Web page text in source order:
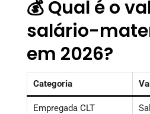
💰 Qual é o
salário-
em 2026?
Categoria
Empregada CLT